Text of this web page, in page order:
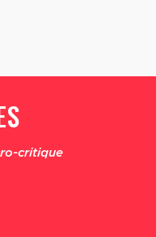
critique